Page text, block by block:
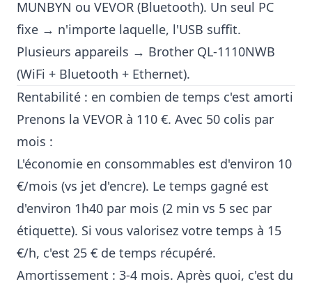
MUNBYN ou VEVOR (Bluetooth). Un seul PC
fixe → n'importe laquelle, l'USB suffit.
Plusieurs appareils → Brother QL-1110NWB
(WiFi + Bluetooth + Ethernet).
Rentabilité : en combien de temps c'est amorti
Prenons la VEVOR à 110 €. Avec 50 colis par
mois :
L'économie en consommables est d'environ 10
€/mois (vs jet d'encre). Le temps gagné est
d'environ 1h40 par mois (2 min vs 5 sec par
étiquette). Si vous valorisez votre temps à 15
€/h, c'est 25 € de temps récupéré.
Amortissement : 3-4 mois. Après quoi, c'est du